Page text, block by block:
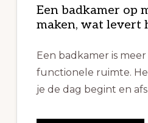
Een badkamer op
maken, wat levert
Een badkamer is
functionele ruimte.
je de dag begint en